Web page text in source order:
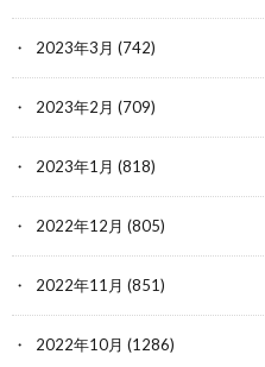
2023年3月 (742)
2023年2月 (709)
2023年1月 (818)
2022年12月 (805)
2022年11月 (851)
2022年10月 (1286)